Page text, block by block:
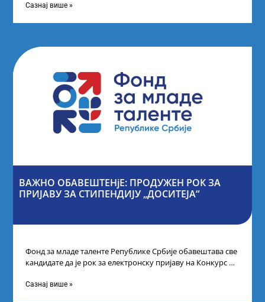
Сазнај више »
ВАЖНО ОБАВЕШТЕНјЕ: ПРОДУЖЕН РОК ЗА
ПРИЈАВУ ЗА СТИПЕНДИЈУ „ДОСИТЕЈА“
Фонд за младе таленте Републике Србије обавештава све
кандидате да је рок за електронску пријаву на Конкурс за
Сазнај више »